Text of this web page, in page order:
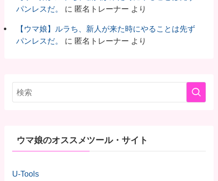
パンレスだ。
に 匿名トレーナー より
【ウマ娘】ルラち、新人が来た時にやることは先ず
パンレスだ。
に 匿名トレーナー より
ウマ娘のオススメツール・サイト
U-Tools